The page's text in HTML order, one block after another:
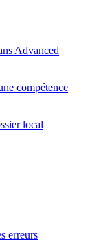
Advanced
compétence
local
erreurs